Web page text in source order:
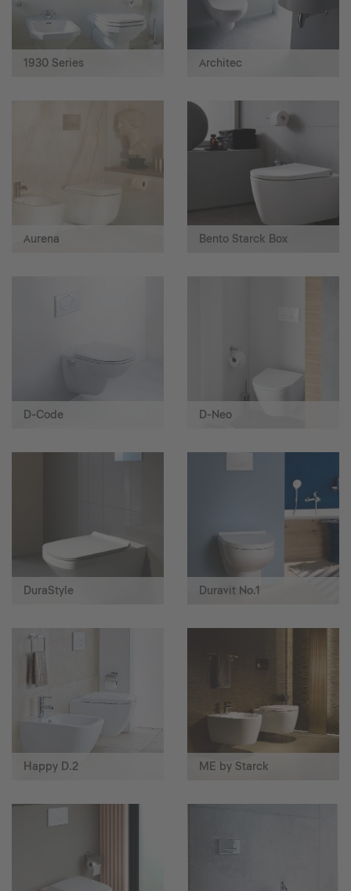
1930 Series Architec
Aurena Bento Starck Box
D-Code D-Neo
DuraStyle Duravit No.1
Happy D.2 ME by Starck